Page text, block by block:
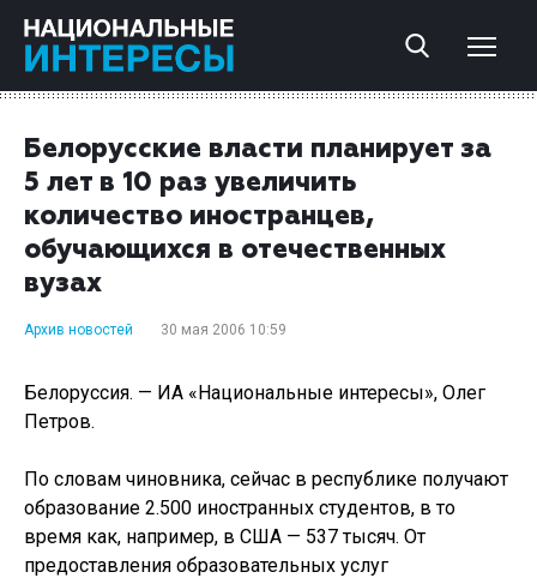
Белорусские власти планирует за
5 лет в 10 раз увеличить
количество иностранцев,
обучающихся в отечественных
вузах
Архив новостей 30 мая 2006 10:59
Белоруссия. — ИА «Национальные интересы», Олег
Петров.
По словам чиновника, сейчас в республике получают
образование 2.500 иностранных студентов, в то
время как, например, в США — 537 тысяч. От
предоставления образовательных услуг